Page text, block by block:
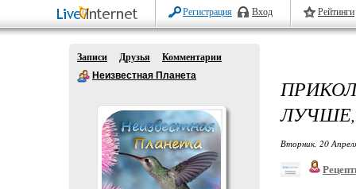
Регистрация Вход Рейтинги
Записи Друзья
Комментарии
Неизвестная Планета
Вторник, 20